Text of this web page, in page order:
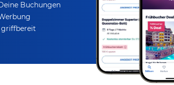
Buchungen